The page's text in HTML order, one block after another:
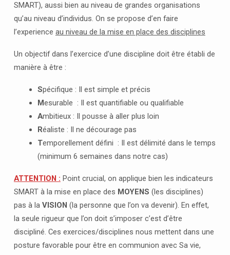
SMART), aussi bien au niveau de grandes organisations
qu’au niveau d’individus. On se propose d’en faire
l’experience au niveau de la mise en place des disciplines
Un objectif dans l’exercice d’une discipline doit être établi de
manière à être :
Spécifique : Il est simple et précis
Mesurable : Il est quantifiable ou qualifiable
Ambitieux : Il pousse à aller plus loin
Réaliste : Il ne décourage pas
Temporellement défini : Il est délimité dans le temps
(minimum 6 semaines dans notre cas)
ATTENTION : Point crucial, on applique bien les indicateurs
SMART à la mise en place des MOYENS (les disciplines)
pas à la VISION (la personne que l’on va devenir). En effet,
la seule rigueur que l’on doit s’imposer c’est d’être
discipliné. Ces exercices/disciplines nous mettent dans une
posture favorable pour être en communion avec Sa vie,